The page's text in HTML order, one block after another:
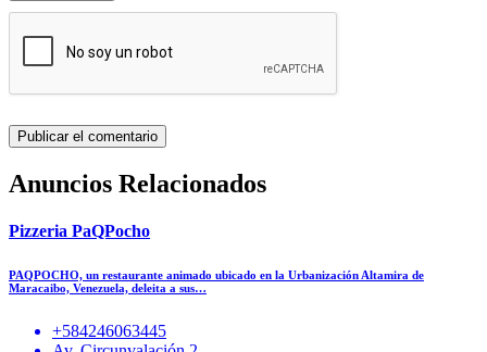
Anuncios Relacionados
Pizzeria PaQPocho
PAQPOCHO, un restaurante animado ubicado en la Urbanización Altamira de
Maracaibo, Venezuela, deleita a sus…
+584246063445